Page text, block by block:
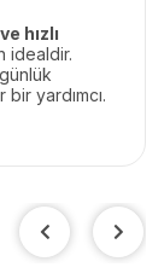
hızlı
idealdir.
yardımcı.